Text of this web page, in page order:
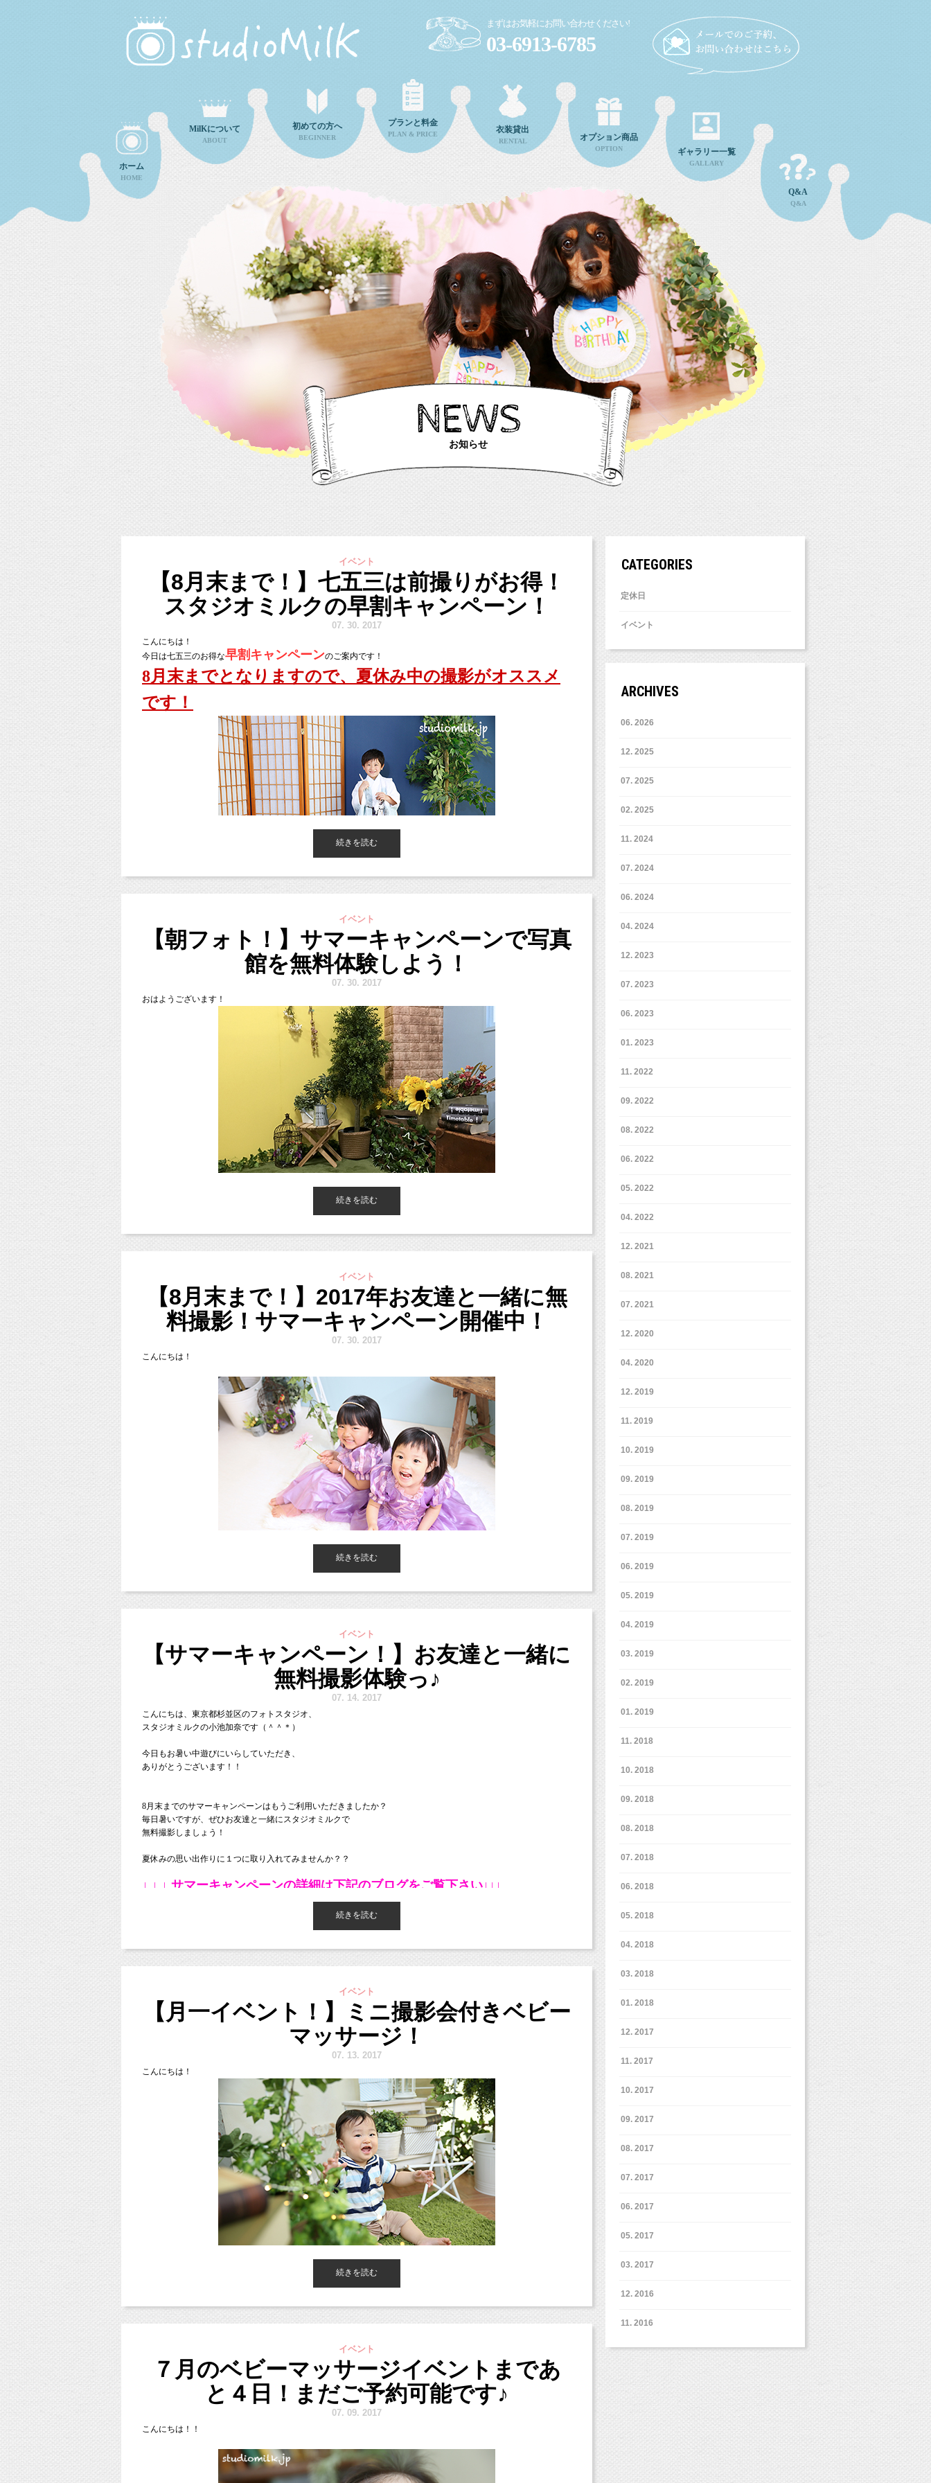
まずはお気軽にお問い合わせください!
03-6913-6785
ホーム
HOME
MilKについて
ABOUT
初めての方へ
BEGINNER
プランと料金
PLAN & PRICE 衣装貸出
RENTAL オプション商品
OPTION ギャラリー一覧
GALLARY
Q&A
Q&A
NEWS
お知らせ
イベント
【8月末まで！】七五三は前撮りがお得！
スタジオミルクの早割キャンペーン！
7. 30. 2017
こんにちは！
今日は七五三のお得な早割キャンペーンのご案内です！
8月末までとなりますので、夏休み中の撮影がオススメ
です！
東京都杉並区西荻窪の写真館「 スタジオミルク」の小池加奈です！
（西荻窪徒歩３分の駅近スタジオ、駐車場完備。
中央線、総武線、東西線沿線の荻窪、吉祥寺や三鷹、武蔵野市、西東京市、立川市、小平市、羽村市、
東京都新宿区や世田谷区、港区、江東区、渋谷区、品川区、練馬区、千代田区、中野区など２３区。
２３区の他、千葉県、埼玉県、神奈川県、茨城県などからもお越しいただいております！）
https://www.itsuaki.com/yoyaku/webreserve/menusel?str_id=829&stf_id=0
コメント、フォローお待ちしています！
■LINEショップカード■
https://page.line.me/studiomilk
お友達登録で特典あり！２回目以降は撮影料金が割引に。
GWも終わりあっ！という間に夏休みが来るんでしょうね！
だいたい夏休みごろから七五三撮影のことを考えるご家族さまも
多いのではないでしょうか？
夏休みをすぎると七五三のお問い合わせが一気に増えます！
通常、10月・11月に撮影される場合が多いかと思いますが、
特に撮影日程に後だわらない！っというご家族さまには、
撮影日程が早いほどお得にご案内させていただいております。
もちろん、後撮りの七五三撮影も大歓迎です！！
うか？
そんな場合は
今がチャンスですよ♪
スタジオミルクの早割キャンペーンは月によって割引率が異なります。
ご希望のスケジュールと照らし合わせてご予約のお電話くださいませ！
その他ネット予約やメール、ラインでもご案内可能です。）
5月＆6月
撮影料金から5,000円off！！
撮影料金から3,000円off！！
平日29,160円（税込）/ 土日祝 39,960円
（土日祝はご家族撮影サービス・平日は5,400円追加）
（＋着付け・ヘアメイクが必要な場合はそれぞれの料金がかかります。）
お好みのコースをお選びいただくことが出来るようになりました！
【データコース】
続きを読む
イベント
【朝フォト！】サマーキャンペーンで写真
館を無料体験しよう！
7. 30. 2017
おはようございます！
日曜ですし、夏休みですし、楽しく過ごしてくださいね！
無料で写真館での撮影体験ができるサマーキャンペーン！！
フォトスタジオってどんな感じ？
１度撮影予約する前に行ってみたい、
夏休みにお友達と思い出を作りたい、
サマーキャンペーン詳細はこちら→http://studiomilk.jp/news_dtl/entry/200
本日の朝フォト！は現在開催中のサマーキャンペーンをご利用いただいて
遊びに来てくれた、1歳と2歳の女の子のお写真です（＾＾）
サマーキャンペーンは水色の背景で撮影しています。
ご予約はお電話やライン・メールで受け付け中です！
七五三早割り8月末まで！
続きを読む
イベント
【8月末まで！】2017年お友達と一緒に無
料撮影！サマーキャンペーン開催中！
7. 30. 2017
こんにちは！
東京都杉並区西荻窪の写真館「スタジオミルク」の小池加奈です！
（西荻窪徒歩３分の駅近スタジオ、駐車場完備。
東京都新宿区や世田谷区、港区、江東区、渋谷区、品川区、練馬区、千代田区、中野区など２３区。
２３区の他、千葉県、埼玉県、神奈川県、茨城県などからもお越しいただいております！）
■お手軽ネット予約■
■インスタグラム■
■LINEショップカード■
https://page.line.me/studiomilk
もう少ししたら楽しい夏休みがやってきますね！
長期のお休みがある学生さんも、短期間の社会人さんも、
ママもパパも子供も赤ちゃんも？きっと楽しみな夏休み！
そんな 夏休みの予定の１つに記念写真 を入れてみてはいかがですか？？
サマーキャンペーン
気になるサマーキャンペーンの内容というと・・・
スタジオミルクも皆さまに支えられてついに3周年！！
3周年のお礼の気持ちを込めて、
この夏は無料で楽しめるキャンペーンを開催しちゃいます！
（よ！太っ腹！って褒めてください！！！！）
＊＊2017年サマーキャンペーン＊＊
続きを読む
イベント
【サマーキャンペーン！】お友達と一緒に
無料撮影体験っ♪
7. 14. 2017
こんにちは、東京都杉並区のフォトスタジオ、
スタジオミルクの小池加奈です（＾＾＊）
今日もお暑い中遊びにいらしていただき、
ありがとうございます！！
8月末までのサマーキャンペーンはもうご利用いただきましたか？
毎日暑いですが、ぜひお友達と一緒にスタジオミルクで
無料撮影しましょう！
夏休みの思い出作りに１つに取り入れてみませんか？？
↓ ↓ ↓ サマーキャンペーンの詳細は下記のブログをご覧下さい↓↓↓
http://studiomilk.jp/news_dtl/entry/200
仲良しの2人！（2人とも８ヶ月前後ですよ）
水色と白のお洋服でとっても爽やかに撮影できましたね！
このようにリンクコーデやお揃いコーデなどでお越しいただくと
より可愛いお写真になりますよ！ご参考にしてくださいね。
ご予約お待ちしています！
続きを読む
イベント
【月一イベント！】ミニ撮影会付きベビー
マッサージ！
7. 13. 2017
こんにちは！
今日もとっっても暑いですね（＞＜；）
本日、午前中はやさしいきもちの河村先生との
次週はファミリーハンドサインです。気になるママは
若干数ですが、お席があるそうですので、
河村先生にお問い合わせください！！
http://ameblo.jp/yasashiikimochi-baby
続きを読む
イベント
７月のベビーマッサージイベントまであ
と４日！まだご予約可能です♪
7. 9. 2017
こんにちは！！
CATEGORIES
定休日
イベント
ARCHIVES
6. 2026
12. 2025
7. 2025
2. 2025
11. 2024
7. 2024
6. 2024
4. 2024
12. 2023
7. 2023
6. 2023
1. 2023
11. 2022
9. 2022
8. 2022
6. 2022
5. 2022
4. 2022
12. 2021
8. 2021
7. 2021
12. 2020
4. 2020
12. 2019
11. 2019
10. 2019
9. 2019
8. 2019
7. 2019
6. 2019
5. 2019
4. 2019
3. 2019
2. 2019
1. 2019
11. 2018
10. 2018
9. 2018
8. 2018
7. 2018
6. 2018
5. 2018
4. 2018
3. 2018
1. 2018
12. 2017
11. 2017
10. 2017
9. 2017
8. 2017
7. 2017
6. 2017
5. 2017
3. 2017
12. 2016
11. 2016